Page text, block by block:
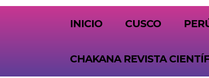
INICIO CUSCO
CHAKANA REVISTA